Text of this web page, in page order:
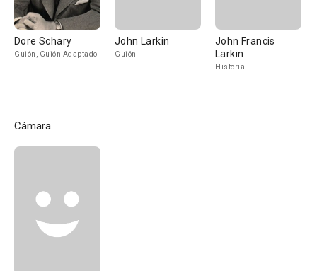
Dore Schary
Guión, Guión Adaptado
John Larkin
Guión
John Francis
Larkin
Historia
Cámara